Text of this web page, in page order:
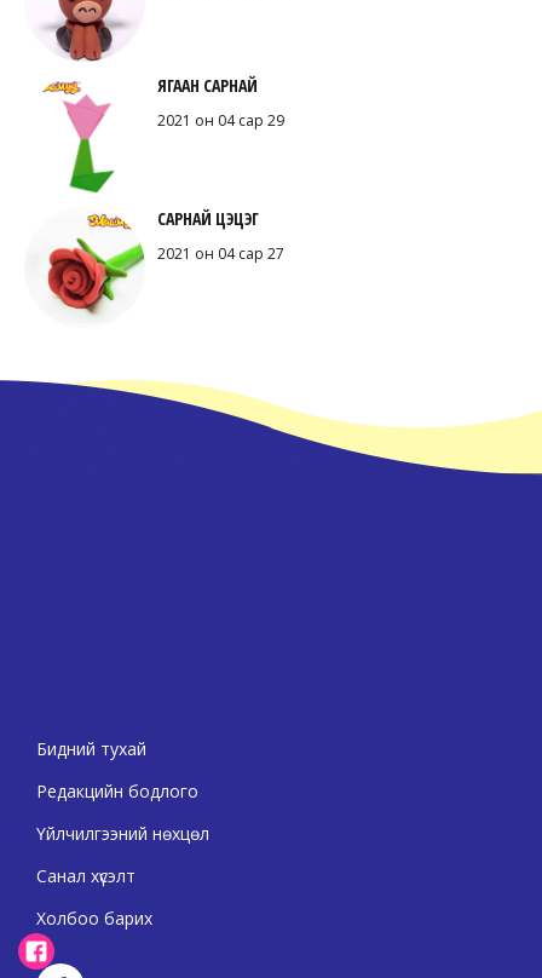
ЯГААН САРНАЙ
2021 он 04 сар 29
САРНАЙ ЦЭЦЭГ
2021 он 04 сар 27
Бидний тухай
Редакцийн бодлого
Үйлчилгээний нөхцөл
Санал хүсэлт
Холбоо барих